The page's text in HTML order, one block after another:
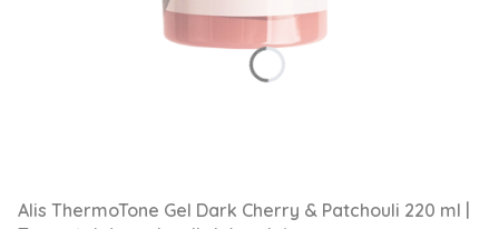
Alis ThermoTone Gel Dark Cherry & Patchouli 220 ml |